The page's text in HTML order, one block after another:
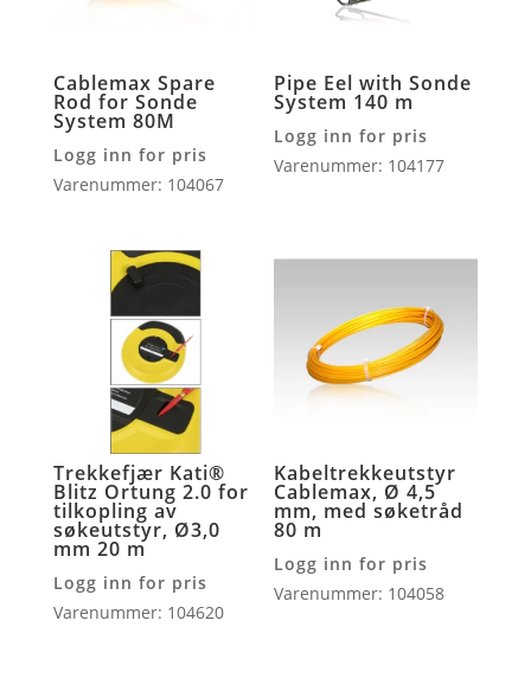
Cablemax Spare
Rod for Sonde
System 80M
Logg inn for pris
Varenummer: 104067
Pipe Eel with Sonde
System 140 m
Logg inn for pris
Varenummer: 104177
Trekkefjær Kati®
Blitz Ortung 2.0 for
tilkopling av
søkeutstyr, Ø3,0
mm 20 m
Logg inn for pris
Varenummer: 104620
Kabeltrekkeutstyr
Cablemax, Ø 4,5
mm, med søketråd
80 m
Logg inn for pris
Varenummer: 104058